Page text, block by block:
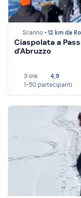
Scanno •12 km da
Ciaspolata a
d'Abruzzo
3 ore
4,9
1-50 partecipanti